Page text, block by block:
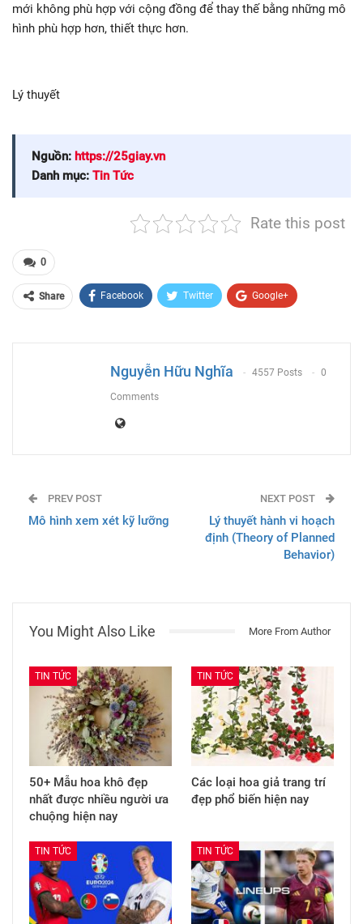
mới không phù hợp với cộng đồng để thay thế bằng những mô
hình phù hợp hơn, thiết thực hơn.
Lý thuyết
Nguồn: https://25giay.vn
Danh mục: Tin Tức
Rate this post
0
Share Facebook Twitter Google+
Nguyễn Hữu Nghĩa 4557 Posts 0
Comments
PREV POST
Mô hình xem xét kỹ lưỡng
NEXT POST
Lý thuyết hành vi hoạch
định (Theory of Planned
Behavior)
You Might Also Like More From Author
TIN TỨC
50+ Mẫu hoa khô đẹp
nhất được nhiều người ưa
chuộng hiện nay
TIN TỨC
Các loại hoa giả trang trí
đẹp phổ biến hiện nay
TIN TỨC TIN TỨC